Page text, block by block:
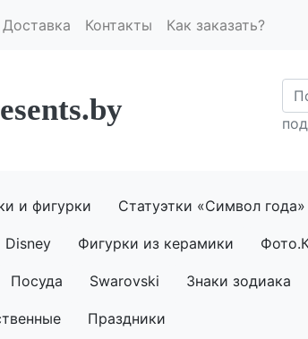
Доставка Контакты Как заказать?
и фигурки Статуэтки «Символ года»
Disney Фигурки из керамики
Посуда Swarovski Знаки зодиака
Праздники